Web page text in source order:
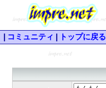
コミュニティ トップに戻る